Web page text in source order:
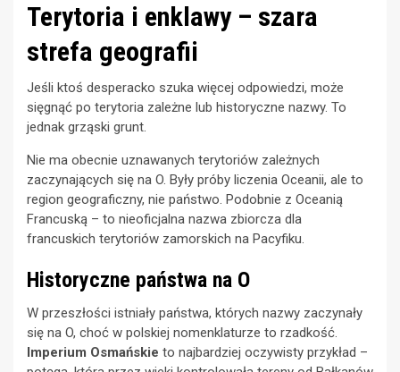
Terytoria i enklawy – szara
strefa geografii
Jeśli ktoś desperacko szuka więcej odpowiedzi, może
sięgnąć po terytoria zależne lub historyczne nazwy. To
jednak grząski grunt.
Nie ma obecnie uznawanych terytoriów zależnych
zaczynających się na O. Były próby liczenia Oceanii, ale to
region geograficzny, nie państwo. Podobnie z Oceanią
Francuską – to nieoficjalna nazwa zbiorcza dla
francuskich terytoriów zamorskich na Pacyfiku.
Historyczne państwa na O
W przeszłości istniały państwa, których nazwy zaczynały
się na O, choć w polskiej nomenklaturze to rzadkość.
Imperium Osmańskie to najbardziej oczywisty przykład –